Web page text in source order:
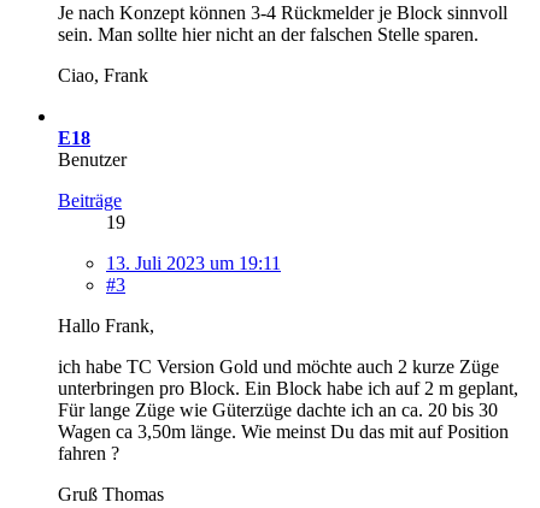
Je nach Konzept können 3-4 Rückmelder je Block sinnvoll
sein. Man sollte hier nicht an der falschen Stelle sparen.
Ciao, Frank
E18
Benutzer
Beiträge
19
13. Juli 2023 um 19:11
#3
Hallo Frank,
ich habe TC Version Gold und möchte auch 2 kurze Züge
unterbringen pro Block. Ein Block habe ich auf 2 m geplant,
Für lange Züge wie Güterzüge dachte ich an ca. 20 bis 30
Wagen ca 3,50m länge. Wie meinst Du das mit auf Position
fahren ?
Gruß Thomas